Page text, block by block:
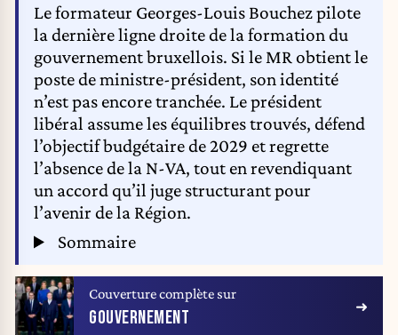
Le formateur Georges-Louis Bouchez pilote
la dernière ligne droite de la formation du
gouvernement bruxellois. Si le MR obtient le
poste de ministre-président, son identité
n’est pas encore tranchée. Le président
libéral assume les équilibres trouvés, défend
l’objectif budgétaire de 2029 et regrette
l’absence de la N-VA, tout en revendiquant
un accord qu’il juge structurant pour
l’avenir de la Région.
Sommaire
Couverture complète sur
GOUVERNEMENT